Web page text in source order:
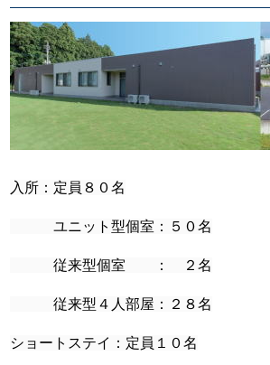
入所：定員８０名
ユニット型個室：５０名
従来型個室 ： ２名
従来型４人部屋：２８名
ショートステイ：定員１０名